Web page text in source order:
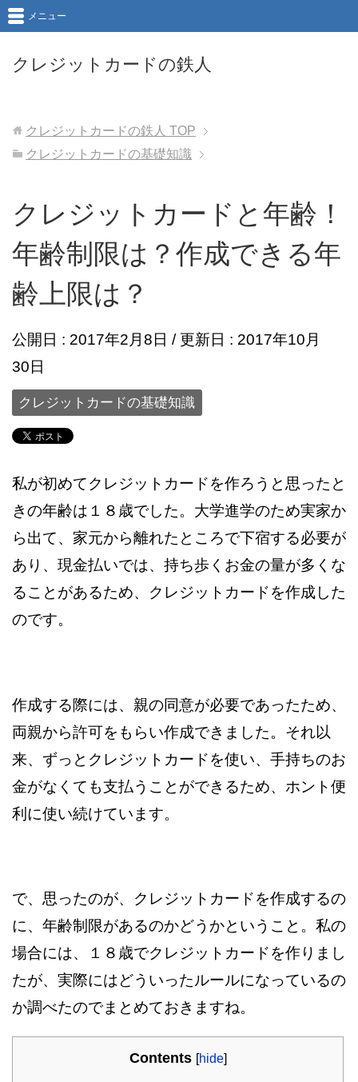
クレジットカードの鉄人
メニュー
クレジットカードの鉄人 TOP
クレジットカードの基礎知識
クレジットカードと年齢！
年齢制限は？作成できる年
齢上限は？
公開日 : 2017年2月8日 / 更新日 : 2017年10月
30日
クレジットカードの基礎知識
私が初めてクレジットカードを作ろうと思ったと
きの年齢は１８歳でした。大学進学のため実家か
ら出て、家元から離れたところで下宿する必要が
あり、現金払いでは、持ち歩くお金の量が多くな
ることがあるため、クレジットカードを作成した
のです。
作成する際には、親の同意が必要であったため、
両親から許可をもらい作成できました。それ以
来、ずっとクレジットカードを使い、手持ちのお
金がなくても支払うことができるため、ホント便
利に使い続けています。
で、思ったのが、クレジットカードを作成するの
に、年齢制限があるのかどうかということ。私の
場合には、１８歳でクレジットカードを作りまし
たが、実際にはどういったルールになっているの
か調べたのでまとめておきますね。
Contents [hide]